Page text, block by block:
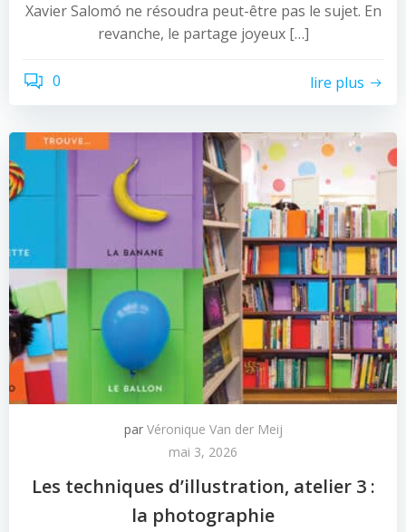
Xavier Salomó ne résoudra peut-être pas le sujet. En
revanche, le partage joyeux […]
0 lire plus
par Véronique Van der Meij
mai 3, 2026
Les techniques d’illustration, atelier 3 :
la photographie